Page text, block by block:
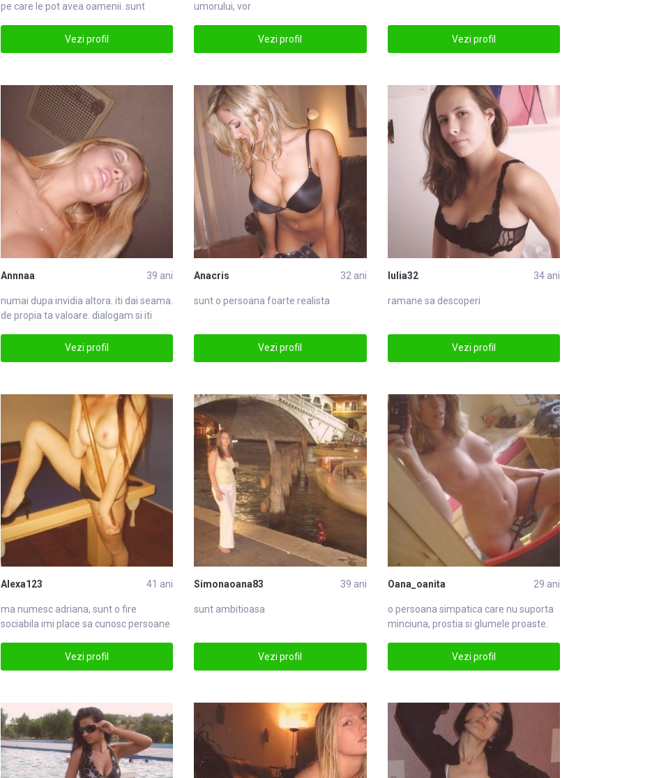
pe care le pot avea oamenii. sunt
Vezi profil
umorului, vor
Vezi profil Vezi profil
Annnaa 39 ani
numai dupa invidia altora. iti dai seama.
de propia ta valoare. dialogam si iti
Vezi profil
Anacris 32 ani
sunt o persoana foarte realista
Vezi profil
Iulia32 34 ani
ramane sa descoperi
Vezi profil
Alexa123 41 ani
ma numesc adriana, sunt o fire
sociabila imi place sa cunosc persoane
Vezi profil
Simonaoana83 39 ani
sunt ambitioasa
Vezi profil
Oana_oanita 29 ani
o persoana simpatica care nu suporta
minciuna, prostia si glumele proaste.
Vezi profil